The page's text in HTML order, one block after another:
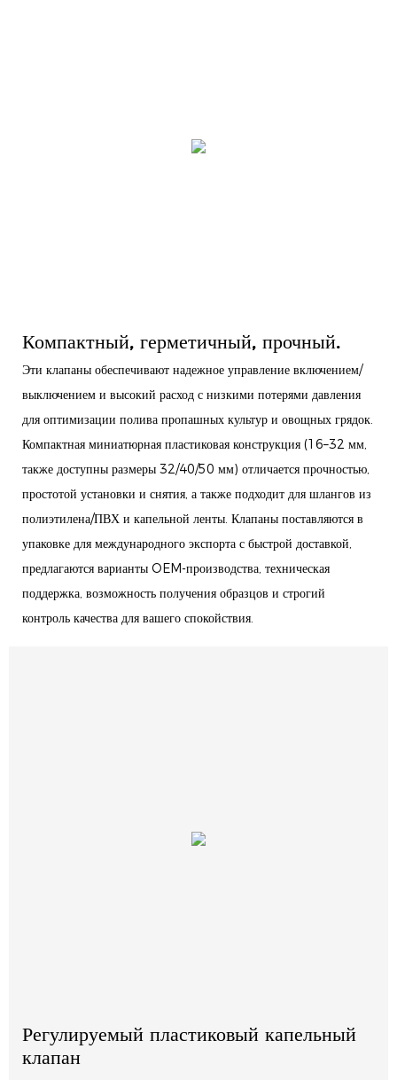
Компактный, герметичный, прочный.
Эти клапаны обеспечивают надежное управление включением/
выключением и высокий расход с низкими потерями давления
для оптимизации полива пропашных культур и овощных грядок.
Компактная миниатюрная пластиковая конструкция (16–32 мм,
также доступны размеры 32/40/50 мм) отличается прочностью,
простотой установки и снятия, а также подходит для шлангов из
полиэтилена/ПВХ и капельной ленты. Клапаны поставляются в
упаковке для международного экспорта с быстрой доставкой,
предлагаются варианты OEM-производства, техническая
поддержка, возможность получения образцов и строгий
контроль качества для вашего спокойствия.
Регулируемый пластиковый капельный
клапан